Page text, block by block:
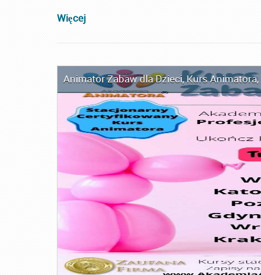
Więcej
Animator Zabaw dla Dzieci,Kurs Animatora,